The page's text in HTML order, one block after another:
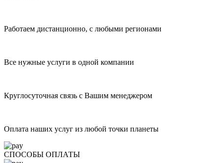
Работаем дистанционно, с любыми регионами
Все нужные услуги в одной компании
Круглосуточная связь с Вашим менеджером
Оплата наших услуг из любой точки планеты
СПОСОБЫ ОПЛАТЫ